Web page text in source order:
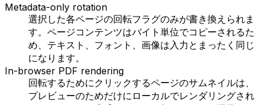
Metadata-only rotation
選択した各ページの回転フラグのみが書き換えられま
す。ページコンテンツはバイト単位でコピーされるた
め、テキスト、フォント、画像は入力とまったく同じ
になります。
In-browser PDF rendering
回転するためにクリックするページのサムネイルは、
プレビューのためだけにローカルでレンダリングされ